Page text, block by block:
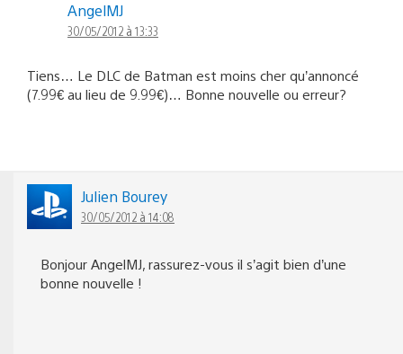
AngelMJ
30/05/2012 à 13:33
Tiens… Le DLC de Batman est moins cher qu’annoncé
(7.99€ au lieu de 9.99€)… Bonne nouvelle ou erreur?
Julien Bourey
30/05/2012 à 14:08
Bonjour AngelMJ, rassurez-vous il s’agit bien d’une
bonne nouvelle !